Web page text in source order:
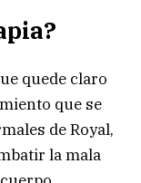
quede claro
que se
de Royal,
la mala